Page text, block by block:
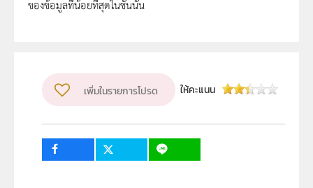
ของข้อมูลที่น้อยที่สุดในชั้นนั้น
เพิ่มในรายการโปรด ให้คะแนน